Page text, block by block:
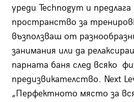
уреди Technogym и
пространство за
възползваш от
занимания или да
парната баня след всяко
предизвикателство. Next
„Перфектното място за